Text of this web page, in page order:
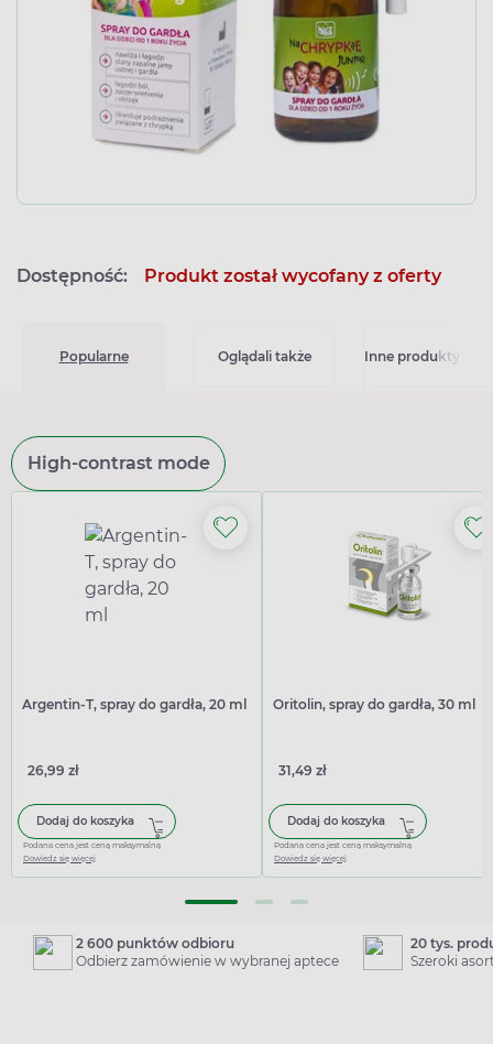
Dostępność: Produkt został wycofany z oferty
Popularne Oglądali także Inne produkty z
High-contrast mode
Argentin-T, spray do gardła, 20 ml
26,99 zł
Dodaj do koszyka
Podana cena jest ceną maksymalną
Dowiedz się więcej
Oritolin, spray do gardła, 30 ml
31,49 zł
Dodaj do koszyka
Podana cena jest ceną maksymalną
Dowiedz się więcej
2 600 punktów odbioru
Odbierz zamówienie w wybranej aptece
20 tys.
Szeroki